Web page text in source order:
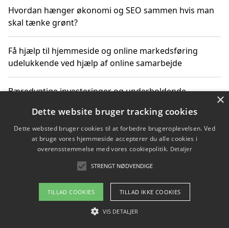
Hvordan hænger økonomi og SEO sammen hvis man
skal tænke grønt?
Få hjælp til hjemmeside og online markedsføring
udelukkende ved hjælp af online samarbejde
Bæredygtige investeringer og underholdende
Sådan kan online møder for virksomheder fremme
grønne investeringer
Copyright 2026 - Pilanto Aps
Om / kontakt
×
Dette website bruger tracking cookies
Dette websted bruger cookies til at forbedre brugeroplevelsen. Ved
at bruge vores hjemmeside accepterer du alle cookies i
overensstemmelse med vores cookiepolitik. Detaljer
STRENGT NØDVENDIGE
TILLAD COOKIES TILLAD IKKE COOKIES
VIS DETALJER